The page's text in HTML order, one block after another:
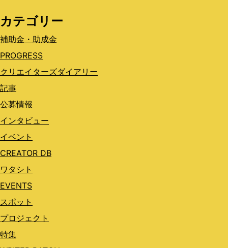
カテゴリー
補助金・助成金
PROGRESS
クリエイターズダイアリー
記事
公募情報
インタビュー
イベント
CREATOR DB
ワタシト
EVENTS
スポット
プロジェクト
特集